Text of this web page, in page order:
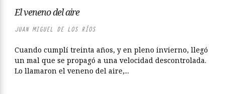
El veneno del aire
JUAN MIGUEL DE LOS RÍOS
Cuando cumplí treinta años, y en pleno invierno, llegó
un mal que se propagó a una velocidad descontrolada.
Lo llamaron el veneno del aire,...